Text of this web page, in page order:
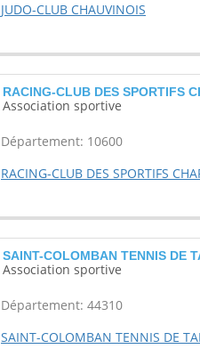
JUDO-CLUB CHAUVINOIS
RACING-CLUB DES SPORTIFS
Association sportive
Département: 10600
RACING-CLUB DES SPORTIFS
SAINT-COLOMBAN TENNIS DE
Association sportive
Département: 44310
SAINT-COLOMBAN TENNIS DE